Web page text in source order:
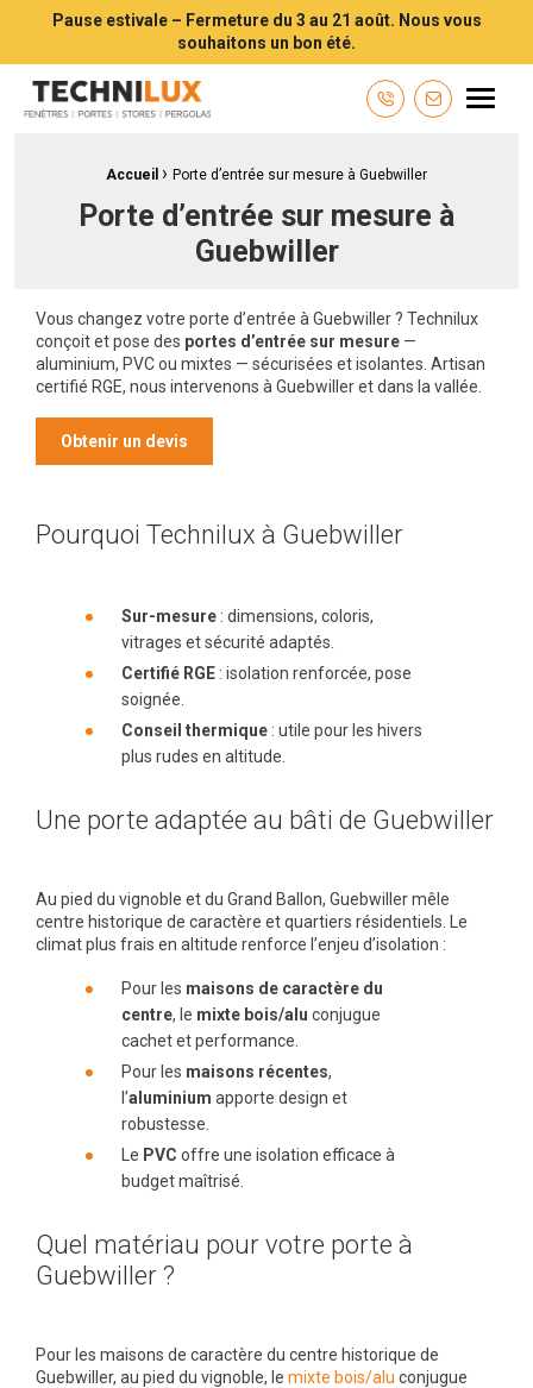
Pause estivale – Fermeture du 3 au 21 août. Nous vous
souhaitons un bon été.
Technilux TECHNILUX votre installateur de fenêtres, volets, portes
Contactez-
Menu
Fil d'Ariane :Accueil › Porte d’entrée sur mesure à Guebwiller
Porte d’entrée sur mesure à
Guebwiller
Vous changez votre porte d’entrée à Guebwiller ? Technilux
conçoit et pose des portes d’entrée sur mesure —
aluminium, PVC ou mixtes — sécurisées et isolantes. Artisan
certifié RGE, nous intervenons à Guebwiller et dans la vallée.
Obtenir un devis
Pourquoi Technilux à Guebwiller
Sur-mesure : dimensions, coloris,
vitrages et sécurité adaptés.
Certifié RGE : isolation renforcée, pose
soignée.
Conseil thermique : utile pour les hivers
plus rudes en altitude.
Une porte adaptée au bâti de Guebwiller
Au pied du vignoble et du Grand Ballon, Guebwiller mêle
centre historique de caractère et quartiers résidentiels. Le
climat plus frais en altitude renforce l’enjeu d’isolation :
Pour les maisons de caractère du
centre, le mixte bois/alu conjugue
cachet et performance.
Pour les maisons récentes,
l’aluminium apporte design et
robustesse.
Le PVC offre une isolation efficace à
budget maîtrisé.
Quel matériau pour votre porte à
Guebwiller ?
Pour les maisons de caractère du centre historique de
Guebwiller, au pied du vignoble, le mixte bois/alu conjugue